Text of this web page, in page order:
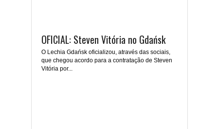
OFICIAL: Steven Vitória no Gdańsk
O Lechia Gdańsk oficializou, através das sociais,
que chegou acordo para a contratação de Steven
Vitória por...